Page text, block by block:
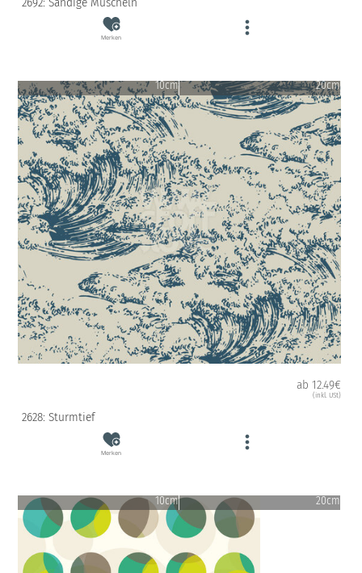
Merken
10cm 20cm
ab 12.49€
(inkl. USt)
2628: Sturmtief
Merken
10cm 20cm